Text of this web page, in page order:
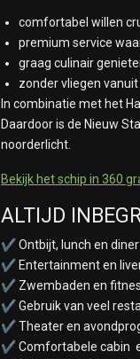
comfortabel willen
premium service
graag culinair
zonder vliegen
In combinatie met het
Daardoor is de Nieuw
noorderlicht.
Bekijk het schip in 360
ALTIJD
✔ Ontbijt, lunch en diner
✔ Entertainment en
✔ Zwembaden en
✔ Gebruik van veel
✔ Theater en
✔ Comfortabele cabin